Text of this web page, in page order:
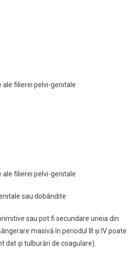
filierei pelvi-genitale
filierei pelvi-genitale
sau dobândite
sau pot fi secundare uneia din
masivă în periodul III şi IV poate
dat şi tulburări de coagulare).